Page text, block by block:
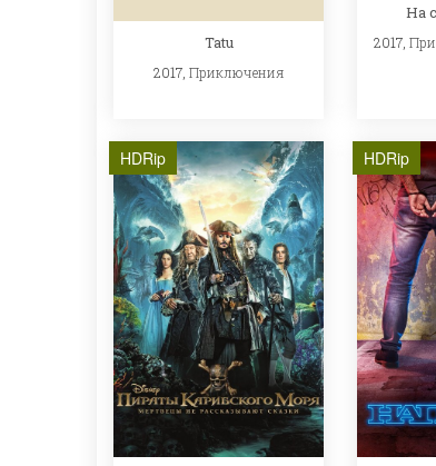
Tatu
2017, Приключения
На
2017,
HDRip HDRip